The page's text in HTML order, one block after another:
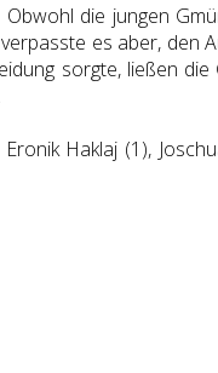
die jungen
es aber, den
sorgte, ließen
Haklaj (1),